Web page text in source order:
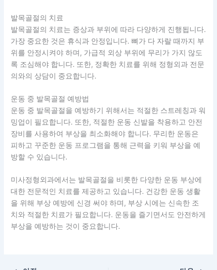
발목골절의 치료
발목골절의 치료는 증상과 부위에 따라 다양하게 진행됩니다.
가장 중요한 것은 휴식과 안정입니다. 뼈가 다 자랄 때까지 부
위를 안정시켜야 하며, 가급적 외상 부위에 무리가 가지 않도
록 조심해야 합니다. 또한, 정확한 치료를 위해 정형외과 전문
의와의 상담이 중요합니다.
운동 중 발목골절 예방법
운동 중 발목골절을 예방하기 위해서는 적절한 스트레칭과 워
밍업이 필요합니다. 또한, 적절한 운동 신발을 착용하고 안전
장비를 사용하여 부상을 최소화해야 합니다. 무리한 운동은
피하고 꾸준한 운동 프로그램을 통해 근력을 키워 부상을 예
방할 수 있습니다.
미사정형외과에서는 발목골절을 비롯한 다양한 운동 부상에
대한 전문적인 치료를 제공하고 있습니다. 건강한 운동 생활
을 위해 부상 예방에 신경 써야 하며, 부상 시에는 신속한 조
치와 적절한 치료가 필요합니다. 운동을 즐기면서도 안전하게
부상을 예방하는 것이 중요합니다.